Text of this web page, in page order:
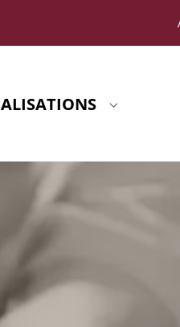
(CURRENT)
Submenu